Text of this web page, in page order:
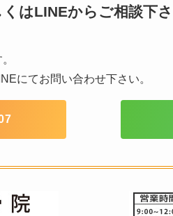
はLINEからご相談下さ
にてお問い合わせ下さい。